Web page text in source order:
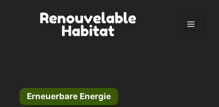
Menü
Erneuerbare Energie